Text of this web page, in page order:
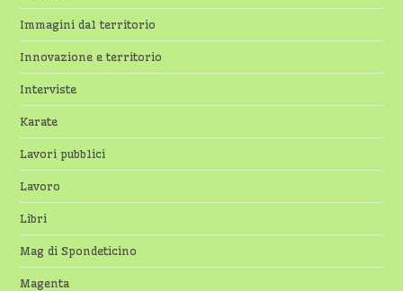
Immagini dal territorio
Innovazione e territorio
Interviste
Karate
Lavori pubblici
Lavoro
Libri
Mag di Spondeticino
Magenta